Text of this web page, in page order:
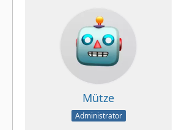
Mütze
Administrator